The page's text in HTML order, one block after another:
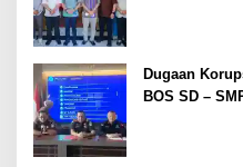
Dugaan
BOS SD –